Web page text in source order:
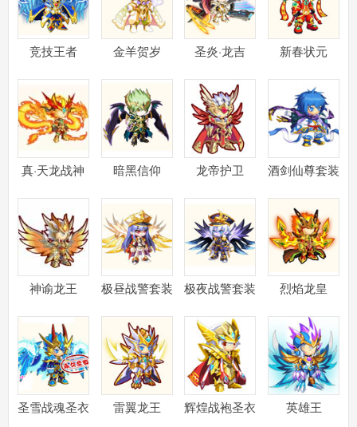
竞技王者 金羊贺岁 圣炎·龙吉 新春状元
真·天龙战神 暗黑信仰 龙帝护卫 酒剑仙尊套装
神谕龙王 极昼战警套装 极夜战警套装 烈焰龙皇
圣雪战魂圣衣 雷翼龙王 辉煌战袍圣衣 英雄王